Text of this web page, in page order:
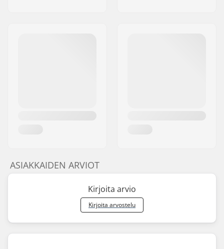
ASIAKKAIDEN ARVIOT
Kirjoita arvio
Kirjoita arvostelu